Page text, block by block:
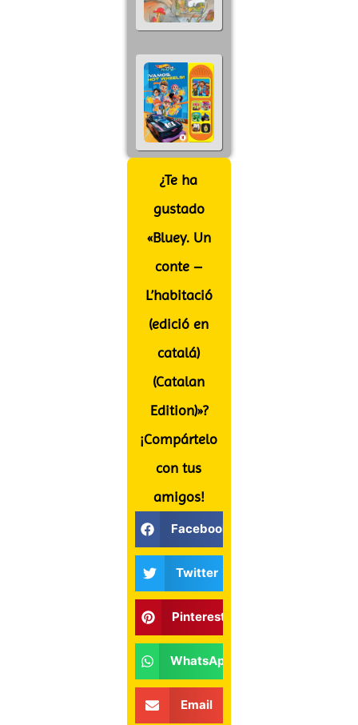
¿Te ha
gustado
«Bluey. Un
conte –
L’habitació
(edició en
catalá)
(Catalan
Edition)»?
¡Compártelo
con tus
amigos!
Facebook
Twitter
Pinterest
WhatsApp
Email